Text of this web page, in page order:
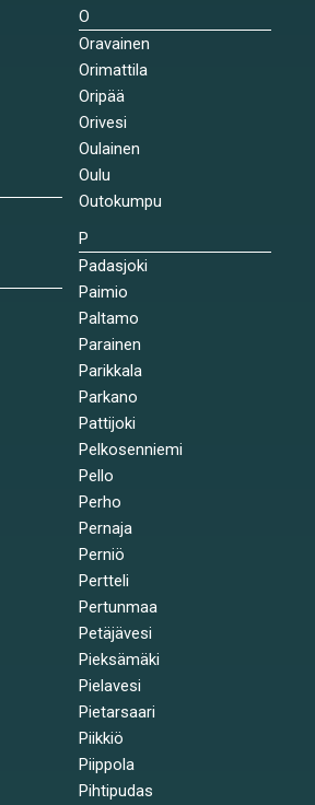
O
Oravainen
Orimattila
Oripää
Orivesi
Oulainen
Oulu
Outokumpu
P
Padasjoki
Paimio
Paltamo
Parainen
Parikkala
Parkano
Pattijoki
Pelkosenniemi
Pello
Perho
Pernaja
Perniö
Pertteli
Pertunmaa
Petäjävesi
Pieksämäki
Pielavesi
Pietarsaari
Piikkiö
Piippola
Pihtipudas